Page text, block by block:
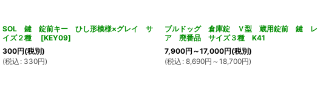
SOL 鍵 錠前キー ひし形模様×グレイ サ
イズ２種
[KEY09]
300円(税別)
(税込 : 330円)
ブルドッグ 倉庫錠 Ｖ型 蔵用錠前 鍵 レ
ア 廃番品 サイズ３種 K41
7,900円 ～17,000円(税別)
(税込 : 8,690円 ～18,700円)